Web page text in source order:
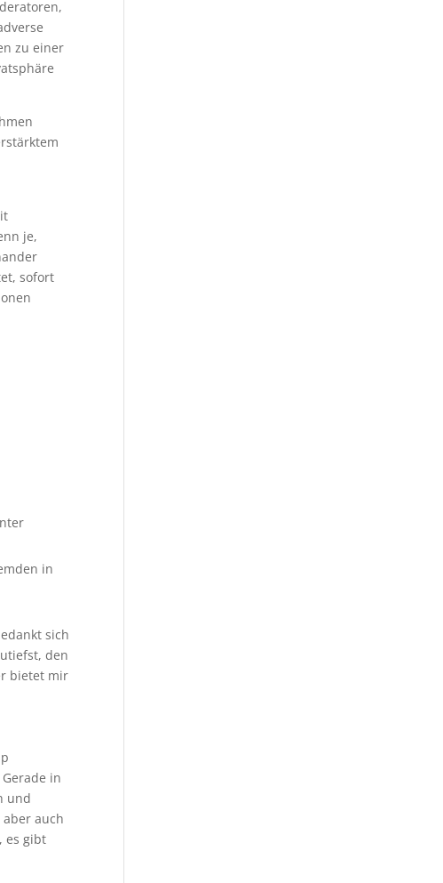
zu einer
je,
sofort
in
sich
den
bietet mir
in
und
auch
es gibt